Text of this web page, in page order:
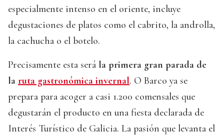
especialmente intenso en el oriente, incluye
degustaciones de platos como el cabrito, la androlla,
la cachucha o el botelo.
Precisamente esta será la primera gran parada de
la ruta gastronómica invernal. O Barco ya se
prepara para acoger a casi 1.200 comensales que
degustarán el producto en una fiesta declarada de
Interés Turístico de Galicia. La pasión que levanta el